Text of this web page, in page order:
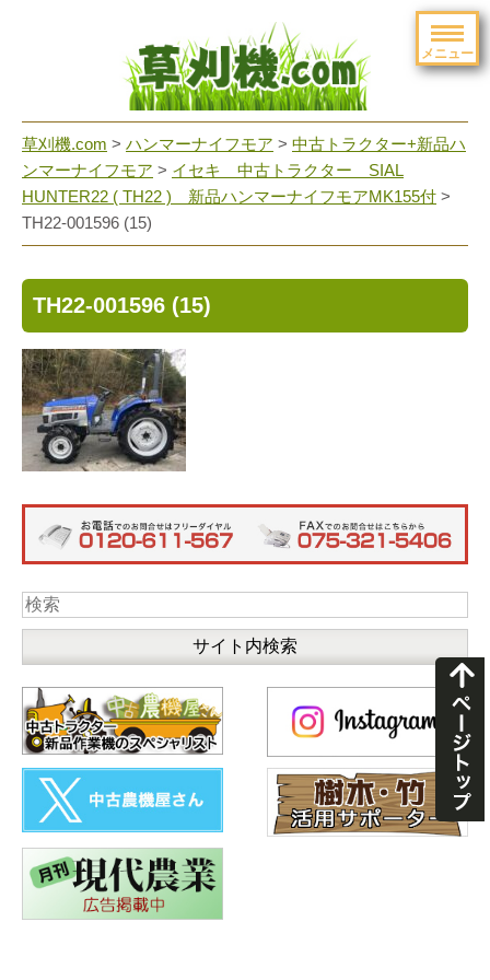
メニュー
草刈機.com > ハンマーナイフモア > 中古トラクター+新品ハ
ンマーナイフモア > イセキ 中古トラクター SIAL
HUNTER22 ( TH22 ) 新品ハンマーナイフモアMK155付 >
TH22-001596 (15)
TH22-001596 (15)